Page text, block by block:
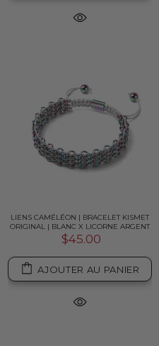
LIENS CAMÉLÉON | BRACELET KISMET
ORIGINAL | BLANC X LICORNE ARGENT
$45.00
AJOUTER AU PANIER